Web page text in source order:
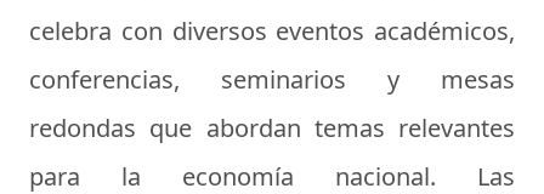
celebra con diversos eventos académicos,
conferencias, seminarios y mesas
redondas que abordan temas relevantes
para la economía nacional. Las